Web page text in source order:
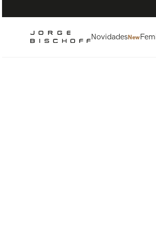
NovidadesNew
1º bolsa
scarpin